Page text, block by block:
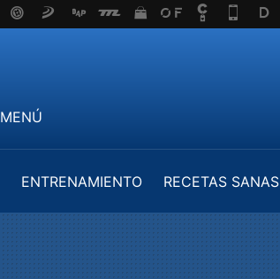
MENÚ
ENTRENAMIENTO RECETAS SANAS